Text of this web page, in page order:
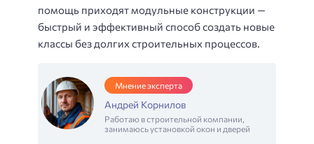
помощь приходят модульные конструкции —
быстрый и эффективный способ создать новые
классы без долгих строительных процессов.
Мнение эксперта
Андрей Корнилов
Работаю в строительной компании,
занимаюсь установкой окон и дверей